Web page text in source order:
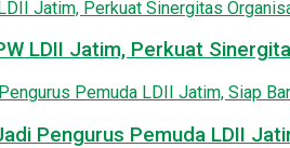
LDII Jatim, Perkuat
Pengurus Pemuda LDII